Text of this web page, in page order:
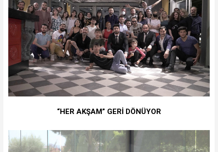
“HER AKŞAM” GERİ DÖNÜYOR